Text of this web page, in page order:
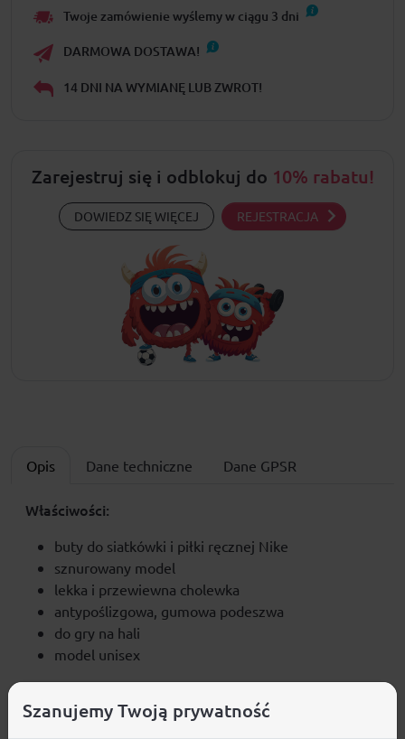
Twoje zamówienie wyślemy w ciągu 3 dni
DARMOWA DOSTAWA!
14 DNI NA WYMIANĘ LUB ZWROT!
Zarejestruj się i odblokuj do 10% rabatu!
DOWIEDZ SIĘ WIĘCEJ REJESTRACJA
Opis Dane techniczne Dane GPSR
Właściwości:
buty do siatkówki i piłki ręcznej Nike
sznurowany model
lekka i przewiewna cholewka
antypoślizgowa, gumowa podeszwa
do gry na hali
model unisex
syntetyczny, tkanina
Szanujemy Twoją prywatność